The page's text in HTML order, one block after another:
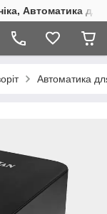
Автоматика
Автоматика